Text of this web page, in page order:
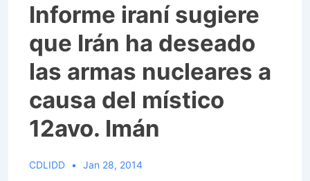
Informe iraní sugiere
que Irán ha deseado
las armas nucleares a
causa del místico
12avo. Imán
CDLIDD Jan 28, 2014